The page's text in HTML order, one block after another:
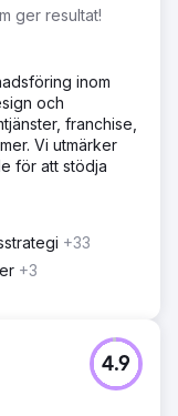
ger resultat!
inom
och
franchise,
Vi utmärker
för att stödja
+33
+3
4.9